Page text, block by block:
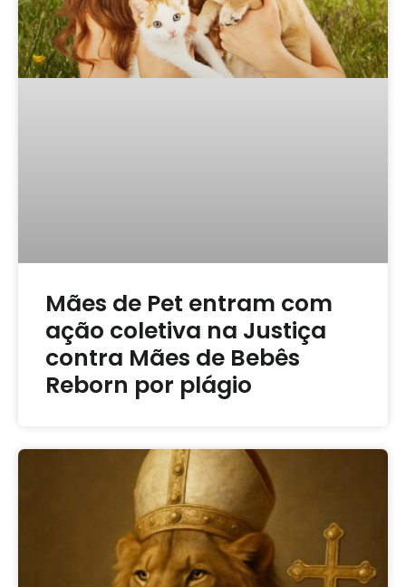
Mães de Pet entram com
ação coletiva na Justiça
contra Mães de Bebês
Reborn por plágio